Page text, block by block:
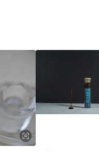
獲得點數回饋。 5. 點數回
限」)，以同一訂單中同一
不符，以銷售網頁標示為
(含)以上進行申訴，恕無法
用商品與使用條件請依點數